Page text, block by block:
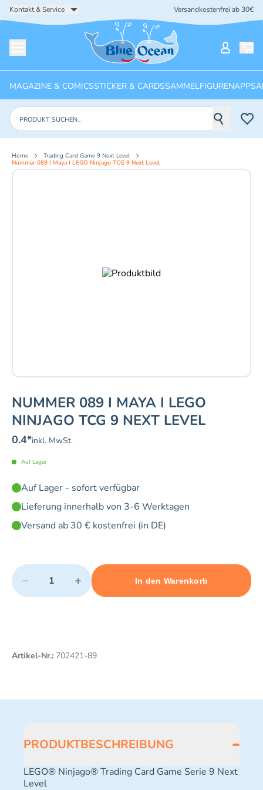
Kontakt & Service Versandkostenfrei ab 30€
Startseite
MAGAZINE & COMICSSTICKER & CARDSSAMMELFIGURENAPPS
Produkte suchen
Home
Trading Card Game 9 Next Level
Nummer 089 I Maya I LEGO Ninjago TCG 9 Next Level
NUMMER 089 I MAYA I LEGO
NINJAGO TCG 9 NEXT LEVEL
0.4*inkl. MwSt.
Auf Lager
Auf Lager - sofort verfügbar
Lieferung innerhalb von 3-6 Werktagen
Versand ab 30 € kostenfrei (in DE)
Quantity
− +
Minimum quantity: 1 Maximum quantity: 3
In den Warenkorb
Add 1 item to cart
Artikel-Nr.: 702421-89
PRODUKTBESCHREIBUNG
LEGO® Ninjago® Trading Card Game Serie 9 Next
Level